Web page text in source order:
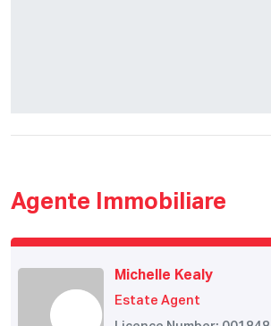
Agente Immobiliare
Michelle Kealy
Estate Agent